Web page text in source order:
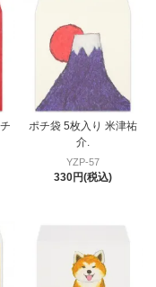
ポチ袋 5枚入り 米津祐
介.
YZP-57
330円(税込)